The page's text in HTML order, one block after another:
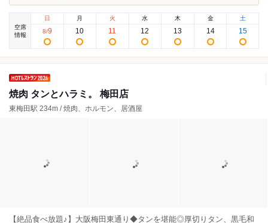
空席
情報
日
8/9
月
10
火
11
水
12
木
13
金
14
土
15
焼肉 タンとハラミ。 梅田店
東梅田駅 234m / 焼肉、ホルモン、居酒屋
【絶品食べ放題♪】大阪梅田東通り◆タンを堪能◎厚切りタン、黒毛和